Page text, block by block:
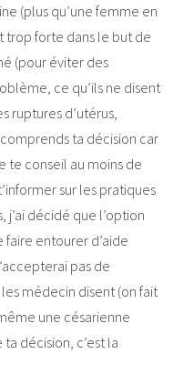
(plus qu’une femme en
trop forte dans le but de
(pour éviter des
ce qu’ils ne disent
ruptures d’utérus,
ta décision car
te conseil au moins de
sur les pratiques
j’ai décidé que l’option
faire entourer d’aide
pas de
médecin disent (on fait
une césarienne
décision, c’est la